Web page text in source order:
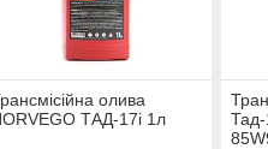
олива
ТАД-17і 1л